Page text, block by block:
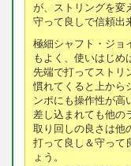
が、ストリングを変
守って良しで信頼出
極細シャフト・ジョ
もよく、使いはじめ
先端で打ってストリ
慣れてくると上から
ンポにも操作性が高
差し込まれても他の
取り回しの良さは他
打って良し＆守って
ょう。